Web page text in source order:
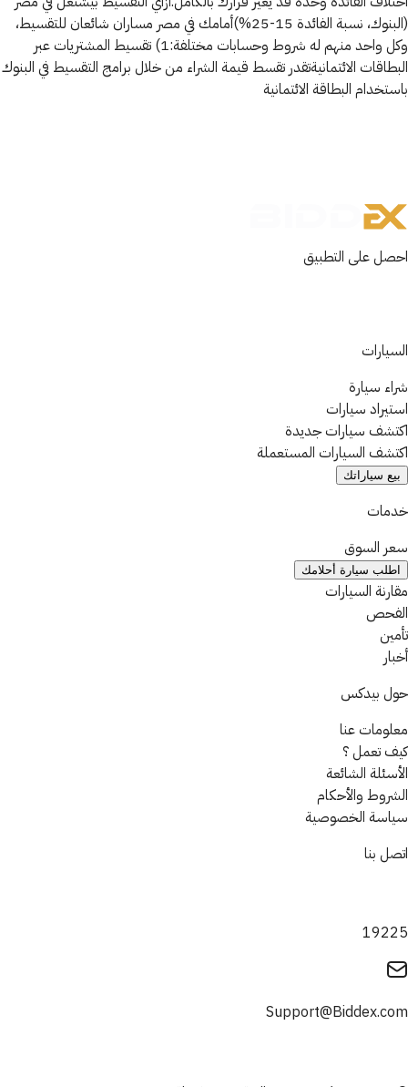
(البنوك، نسبة الفائدة 15-25%)أمامك في مصر مساران شائعان للتقسيط،
وكل واحد منهم له شروط وحسابات مختلفة:1) تقسيط المشتريات عبر
البطاقات الائتمانيةتقدر تقسط قيمة الشراء من خلال برامج التقسيط في البنوك
باستخدام البطاقة الائتمانية
احصل على التطبيق
السيارات
شراء سيارة
استيراد سيارات
اكتشف سيارات جديدة
اكتشف السيارات المستعملة
بيع سياراتك
خدمات
سعر السوق
اطلب سيارة أحلامك
مقارنة السيارات
الفحص
تأمين
أخبار
حول بيدكس
معلومات عنا
كيف تعمل ؟
الأسئلة الشائعة
الشروط والأحكام
سياسة الخصوصية
اتصل بنا
19225
Support@Biddex.com